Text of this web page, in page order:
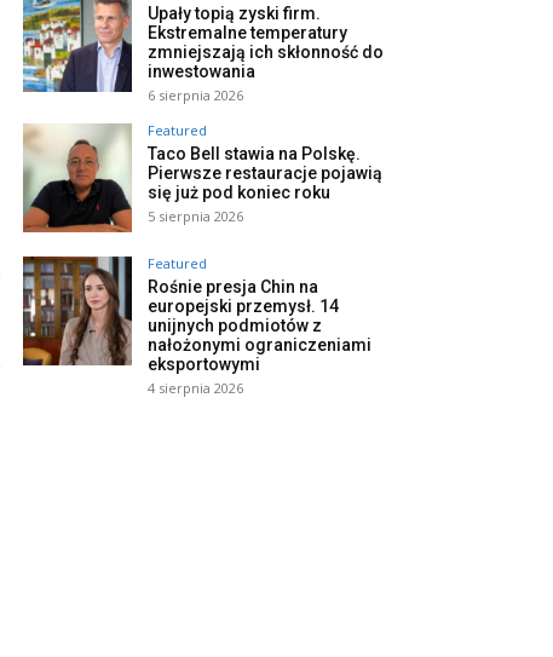
Upały topią zyski firm.
Ekstremalne temperatury
zmniejszają ich skłonność do
inwestowania
6 sierpnia 2026
Featured
Taco Bell stawia na Polskę.
Pierwsze restauracje pojawią
się już pod koniec roku
5 sierpnia 2026
Featured
Rośnie presja Chin na
europejski przemysł. 14
unijnych podmiotów z
nałożonymi ograniczeniami
eksportowymi
4 sierpnia 2026